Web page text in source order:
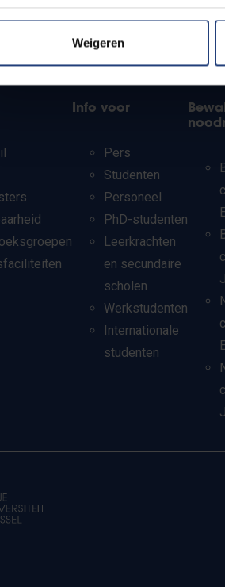
Weigeren
Info voor
Pers
Studenten
Personeel
PhD-studenten
Leerkrachten
en secundaire
scholen
Werkstudenten
Internationale
studenten